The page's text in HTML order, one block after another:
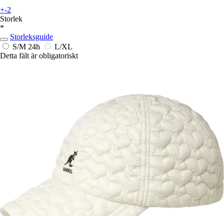
+-2
Storlek
*
Storleksguide
S/M 24h
L/XL
Detta fält är obligatoriskt